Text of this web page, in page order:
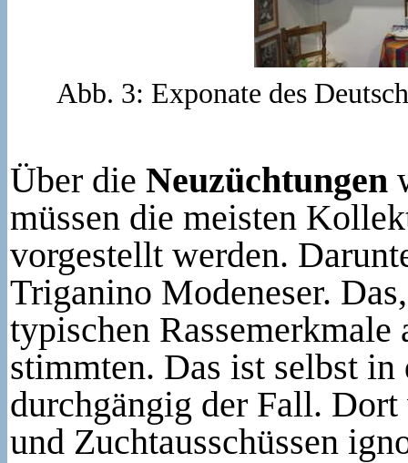
Abb. 3: Exponate des
Über die Neuzüchtungen
müssen die meisten
vorgestellt werden.
Triganino Modeneser.
typischen
stimmten. Das ist selbst
durchgängig der Fall.
und Zuchtausschüssen